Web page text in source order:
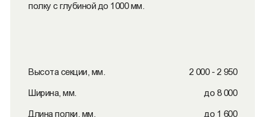
полку с глубиной до 1000 мм.
Высота секции, мм. 2 000 - 2 950
Ширина, мм. до 8 000
Длина полки, мм. до 1 600